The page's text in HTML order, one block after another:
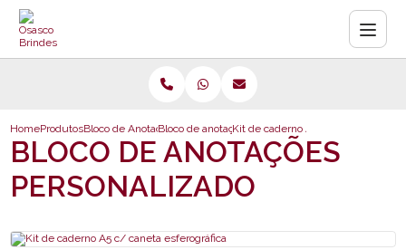
HomeProdutosBloco de Anotações Personalizado
Bloco de anotações personalizado
Kit de caderno A5 c/ caneta
BLOCO DE ANOTAÇÕES
PERSONALIZADO